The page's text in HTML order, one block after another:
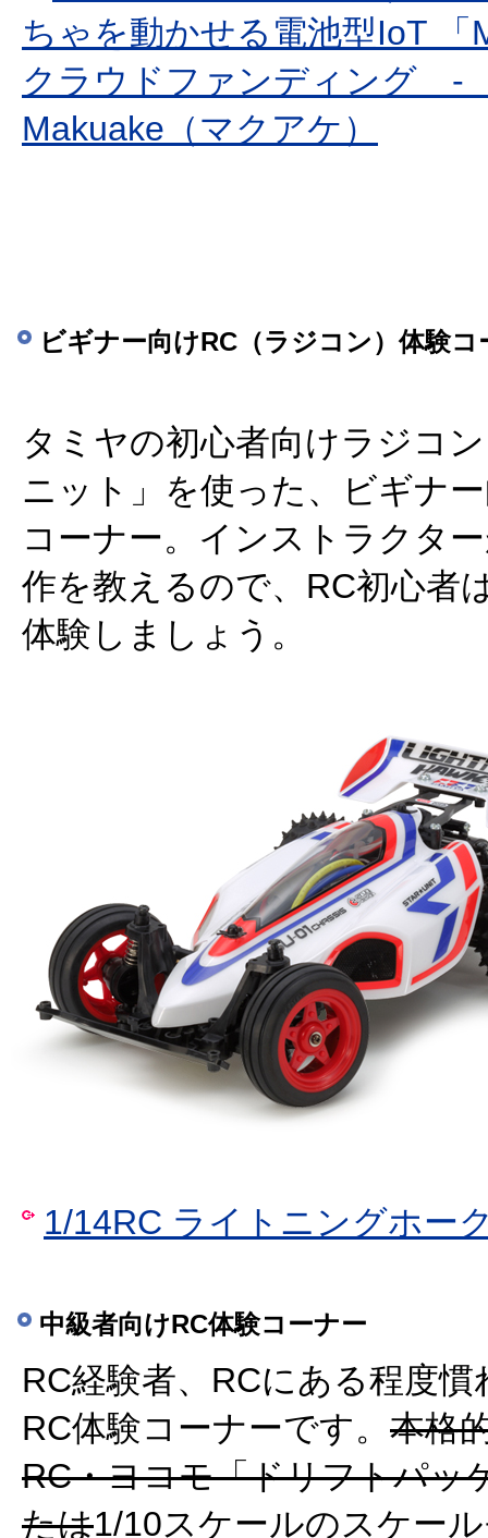
ちゃを動かせる電池型IoT
クラウドファンディング
Makuake（マクアケ）
ビギナー向けRC（ラジコン）体験コ
タミヤの初心者向けラジコ
ニット」を使った、ビギナ
コーナー。インストラクタ
作を教えるので、RC初心者
体験しましょう。
1/14RC ライトニングホー
中級者向けRC体験コーナー
RC経験者、RCにある程度
RC体験コーナーです。 本格
RC・ヨコモ「ドリフトパッ
たは1/10スケールのスケー